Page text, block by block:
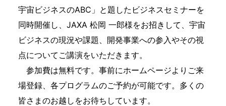
宇宙ビジネスのABC」と題したビジネスセミナーを
同時開催し、JAXA 松岡 一郎様をお招きして、宇宙
ビジネスの現況や課題、開発事業への参入やその視
点についてご講演をいただきます。
参加費は無料です。事前にホームページよりご来
場登録、各プログラムのご予約が可能です。多くの
皆さまのお越しをお待ちしています。